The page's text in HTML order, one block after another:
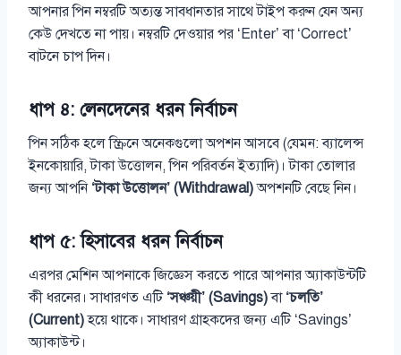
আপনার পিন নম্বরটি অত্যন্ত সাবধানতার সাথে টাইপ করুন যেন অন্য
কেউ দেখতে না পায়। নম্বরটি দেওয়ার পর ‘Enter’ বা ‘Correct’
বাটনে চাপ দিন।
ধাপ ৪: লেনদেনের ধরন নির্বাচন
পিন সঠিক হলে স্ক্রিনে অনেকগুলো অপশন আসবে (যেমন: ব্যালেন্স
ইনকোয়ারি, টাকা উত্তোলন, পিন পরিবর্তন ইত্যাদি)। টাকা তোলার
জন্য আপনি ‘টাকা উত্তোলন’ (Withdrawal)অপশনটি বেছে নিন।
ধাপ ৫: হিসাবের ধরন নির্বাচন
এরপর মেশিন আপনাকে জিজ্ঞেস করতে পারে আপনার অ্যাকাউন্টটি
কী ধরনের। সাধারণত এটি ‘সঞ্চয়ী’ (Savings)বা ‘চলতি’
(Current)হয়ে থাকে। সাধারণ গ্রাহকদের জন্য এটি ‘Savings’
অ্যাকাউন্ট।